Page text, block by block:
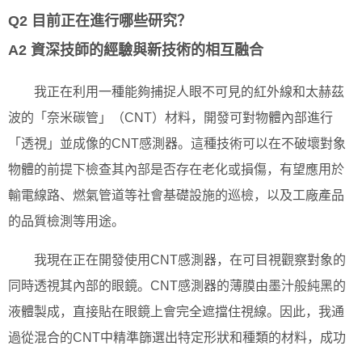
Q2 目前正在進行哪些研究？
A2 資深技師的經驗與新技術的相互融合
我正在利用一種能夠捕捉人眼不可見的紅外線和太赫茲
波的「奈米碳管」（CNT）材料，開發可對物體內部進行
「透視」並成像的CNT感測器。這種技術可以在不破壞對象
物體的前提下檢查其內部是否存在老化或損傷，有望應用於
輸電線路、燃氣管道等社會基礎設施的巡檢，以及工廠產品
的品質檢測等用途。
我現在正在開發使用CNT感測器，在可目視觀察對象的
同時透視其內部的眼鏡。CNT感測器的薄膜由墨汁般純黑的
液體製成，直接貼在眼鏡上會完全遮擋住視線。因此，我通
過從混合的CNT中精準篩選出特定形狀和種類的材料，成功